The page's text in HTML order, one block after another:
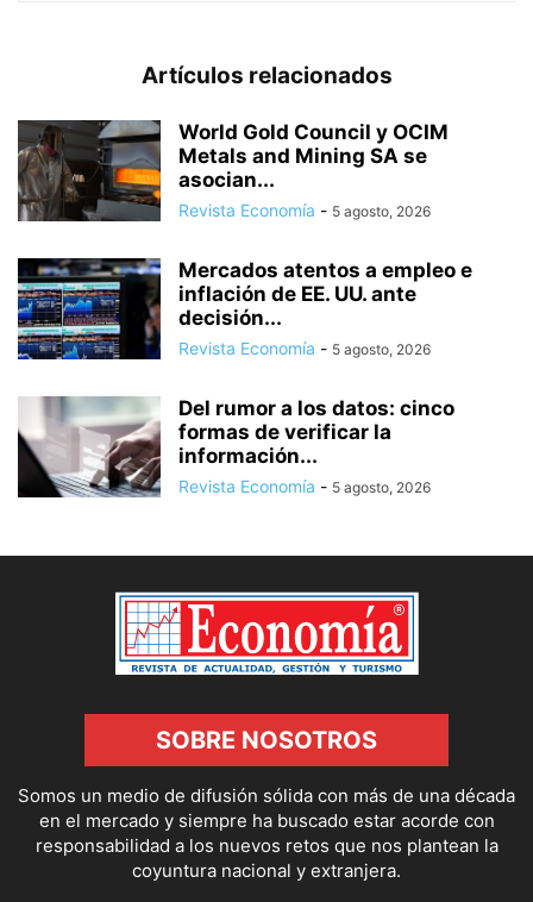
Artículos relacionados
World Gold Council y OCIM
Metals and Mining SA se
asocian...
Revista Economía - 5 agosto, 2026
Mercados atentos a empleo e
inflación de EE. UU. ante
decisión...
Revista Economía - 5 agosto, 2026
Del rumor a los datos: cinco
formas de verificar la
información...
Revista Economía - 5 agosto, 2026
SOBRE NOSOTROS
Somos un medio de difusión sólida con más de una década
en el mercado y siempre ha buscado estar acorde con
responsabilidad a los nuevos retos que nos plantean la
coyuntura nacional y extranjera.